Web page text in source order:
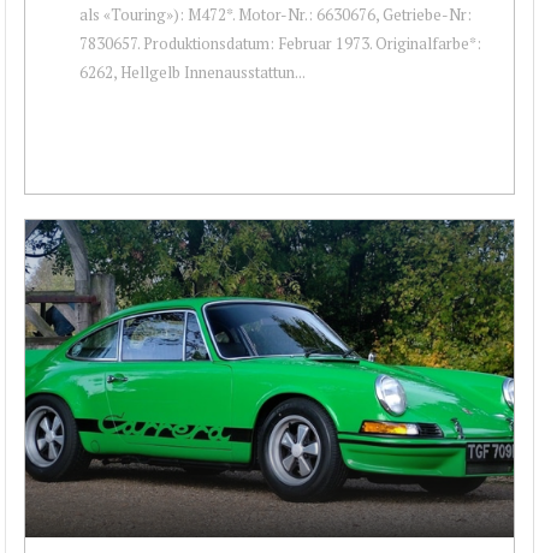
als «Touring»): M472*. Motor-Nr.: 6630676, Getriebe-Nr:
7830657. Produktionsdatum: Februar 1973. Originalfarbe*:
6262, Hellgelb Innenausstattun...